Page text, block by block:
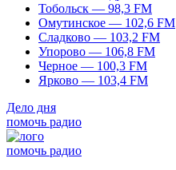
Тобольск — 98,3 FM
Омутинское — 102,6 FM
Сладково — 103,2 FM
Упорово — 106,8 FM
Черное — 100,3 FM
Ярково — 103,4 FM
Дело дня
помочь радио
помочь радио